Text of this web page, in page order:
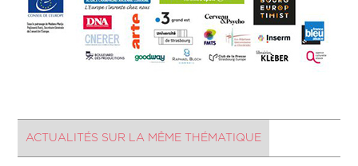
ACTUALITÉS SUR LA MÊME THÉMATIQUE